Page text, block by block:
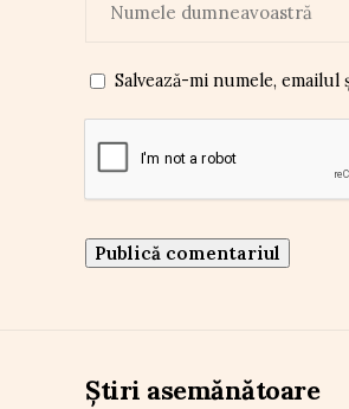
Salvează-mi numele,
Știri asemănătoare